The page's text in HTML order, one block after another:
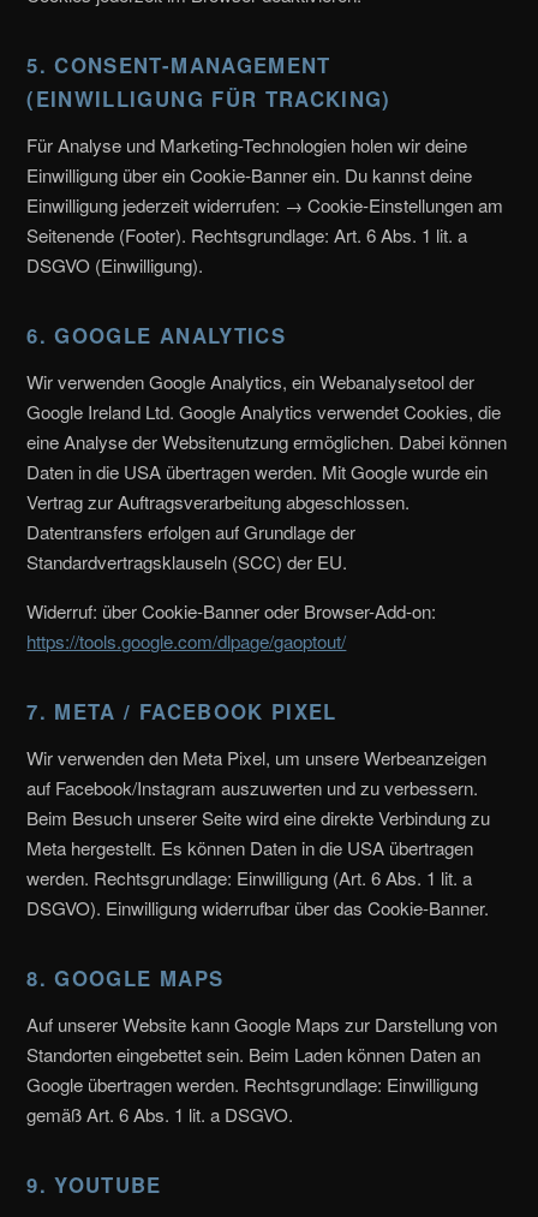
5. CONSENT-MANAGEMENT
(EINWILLIGUNG FÜR TRACKING)
Für Analyse und Marketing-Technologien holen wir deine
Einwilligung über ein Cookie-Banner ein. Du kannst deine
Einwilligung jederzeit widerrufen: → Cookie-Einstellungen am
Seitenende (Footer). Rechtsgrundlage: Art. 6 Abs. 1 lit. a
DSGVO (Einwilligung).
6. GOOGLE ANALYTICS
Wir verwenden Google Analytics, ein Webanalysetool der
Google Ireland Ltd. Google Analytics verwendet Cookies, die
eine Analyse der Websitenutzung ermöglichen. Dabei können
Daten in die USA übertragen werden. Mit Google wurde ein
Vertrag zur Auftragsverarbeitung abgeschlossen.
Datentransfers erfolgen auf Grundlage der
Standardvertragsklauseln (SCC) der EU.
Widerruf: über Cookie-Banner oder Browser-Add-on:
https://tools.google.com/dlpage/gaoptout/
7. META / FACEBOOK PIXEL
Wir verwenden den Meta Pixel, um unsere Werbeanzeigen
auf Facebook/Instagram auszuwerten und zu verbessern.
Beim Besuch unserer Seite wird eine direkte Verbindung zu
Meta hergestellt. Es können Daten in die USA übertragen
werden. Rechtsgrundlage: Einwilligung (Art. 6 Abs. 1 lit. a
DSGVO). Einwilligung widerrufbar über das Cookie-Banner.
8. GOOGLE MAPS
Auf unserer Website kann Google Maps zur Darstellung von
Standorten eingebettet sein. Beim Laden können Daten an
Google übertragen werden. Rechtsgrundlage: Einwilligung
gemäß Art. 6 Abs. 1 lit. a DSGVO.
9. YOUTUBE